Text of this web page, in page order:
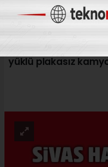
NİĞDE (AA) -
devrilen saman
öldü.Cengiz Kunt
yüklü plakasız